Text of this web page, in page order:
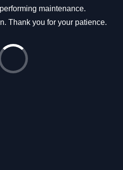
maintenance.
Thank you for your patience.